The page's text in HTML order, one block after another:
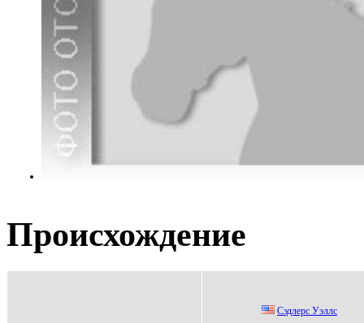
Происхождение
Cэдлерc Уэллc